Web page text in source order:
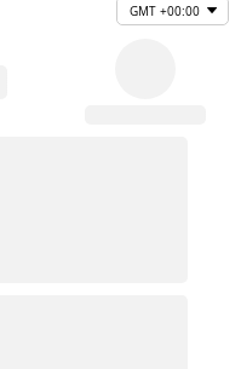
GMT +00:00